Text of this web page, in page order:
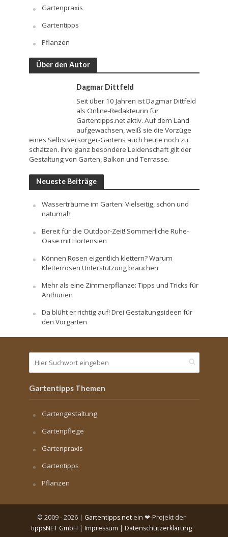
Gartenpraxis
Gartentipps
Pflanzen
Über den Autor
Dagmar Dittfeld
Seit über 10 Jahren ist Dagmar Dittfeld
als Online-Redakteurin für
Gartentipps.net aktiv. Auf dem Land
aufgewachsen, weiß sie die Vorzüge
eines Selbstversorger-Gartens auch heute noch zu
schätzen. Ihre ganz besondere Leidenschaft gilt der
Gestaltung von Garten, Balkon und Terrasse.
Neueste Beiträge
Wasserträume im Garten: Vielseitig, schön und
naturnah
Bereit für die Outdoor-Zeit! Sommerliche Ruhe-
Oase mit Hortensien
Können Rosen eigentlich klettern? Warum
Kletterrosen Unterstützung brauchen
Mehr als eine Zimmerpflanze: Tipps und Tricks für
Anthurien
Da blüht er richtig auf! Drei Gestaltungsideen für
den Vorgarten
Gartentipps Themen
Gartengestaltung
Gartenpflege
Gartenpraxis
Gartentipps
Pflanzen
© 2009 - 2026 | Gartentipps.net ein ❤-Projekt der
tippsNET GmbH | Impressum | Datenschutzerklärung